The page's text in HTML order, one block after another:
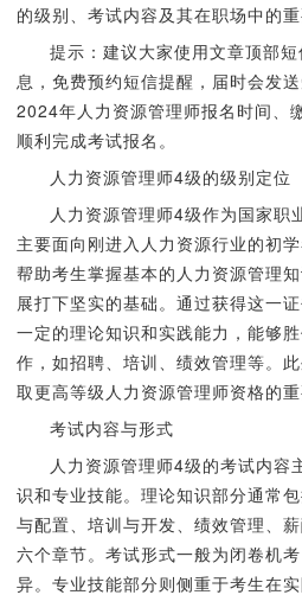
的级别、考试内容及其在职场中的重
提示：建议大家使用文章顶部
息，免费预约短信提醒，届时会发
2024年人力资源管理师报名时间、
顺利完成考试报名。
人力资源管理师4级的级别定位
人力资源管理师4级作为国家职
主要面向刚进入人力资源行业的初
帮助考生掌握基本的人力资源管理
展打下坚实的基础。通过获得这一
一定的理论知识和实践能力，能够
作，如招聘、培训、绩效管理等。
取更高等级人力资源管理师资格的重
考试内容与形式
人力资源管理师4级的考试内容
识和专业技能。理论知识部分通常
与配置、培训与开发、绩效管理、
六个章节。考试形式一般为闭卷机
异。专业技能部分则侧重于考生在